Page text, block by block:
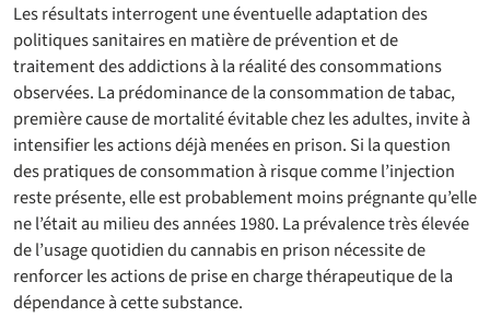
Les résultats interrogent une éventuelle adaptation des
politiques sanitaires en matière de prévention et de
traitement des addictions à la réalité des consommations
observées. La prédominance de la consommation de tabac,
première cause de mortalité évitable chez les adultes, invite à
intensifier les actions déjà menées en prison. Si la question
des pratiques de consommation à risque comme l’injection
reste présente, elle est probablement moins prégnante qu’elle
ne l’était au milieu des années 1980. La prévalence très élevée
de l’usage quotidien du cannabis en prison nécessite de
renforcer les actions de prise en charge thérapeutique de la
dépendance à cette substance.